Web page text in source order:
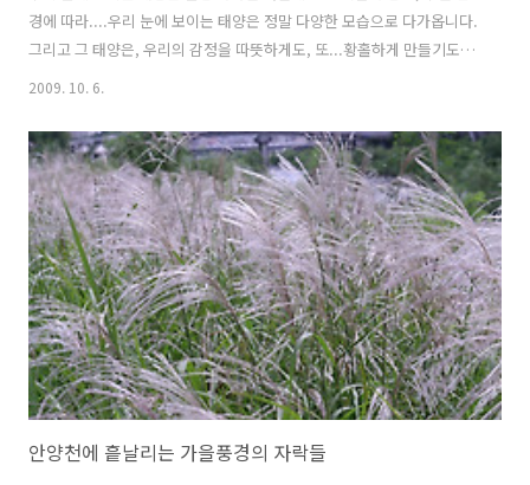
경에 따라....우리 눈에 보이는 태양은 정말 다양한 모습으로 다가옵니다.
그리고 그 태양은, 우리의 감정을 따뜻하게도, 또...황홀하게 만들기도 하
지요.... 이곳은 변산반도 앞바다인데요... 태양과 바다가 어울어진 석양
알았던 태양이...보여주는 저녁의 노을빛은 사람의 마음을 쏘~옥 빠져들
게 합니다. 같은 시간, 같은 장소에서 찍은 사진인데... 약간의 조작으로
조금은 차가운 듯 하기도 한... 느낌이 전혀 다른 새로운 사진이 되었습니
다. 또다른 느낌의 석양입니다... 정확한 위치는 기억이 가물가물 한데
요...이곳은 제주도의 한 지역입니다. 태양과 바다..
2009. 10. 6.
안양천에 흩날리는 가을풍경의 자락들